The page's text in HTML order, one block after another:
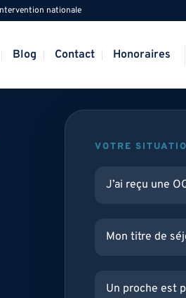
nationale
Blog Contact Honoraires
VOTRE
J’ai reçu une
Mon titre de
Un proche est